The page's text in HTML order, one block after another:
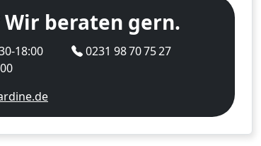
Wir beraten gern.
18:00
0231 98 70 75 27